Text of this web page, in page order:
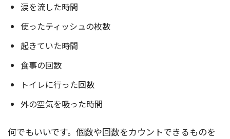
涙を流した時間
使ったティッシュの枚数
起きていた時間
食事の回数
トイレに行った回数
外の空気を吸った時間
何でもいいです。個数や回数をカウントできるものを